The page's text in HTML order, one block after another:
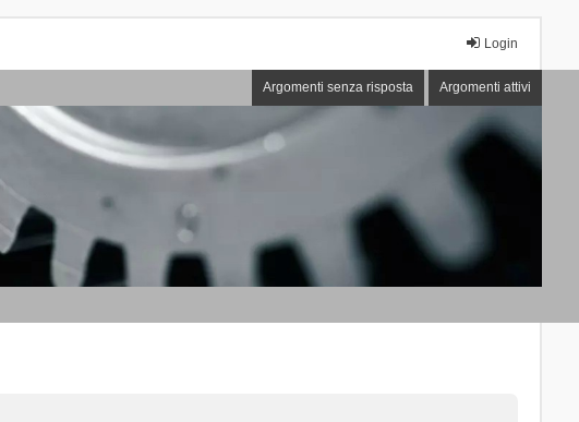
Login
Argomenti senza risposta Argomenti attivi